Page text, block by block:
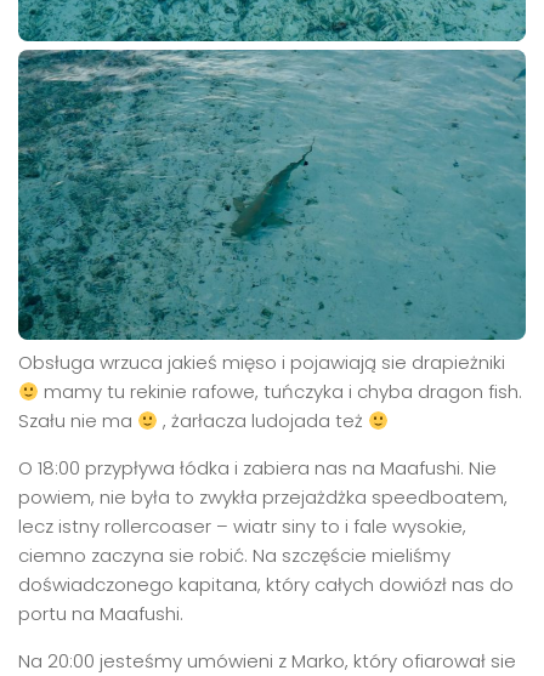
Obsługa wrzuca jakieś mięso i pojawiają sie drapieżniki
mamy tu rekinie rafowe, tuńczyka i chyba dragon fish.
Szału nie ma
, żarłacza ludojada też
O 18:00 przypływa łódka i zabiera nas na Maafushi. Nie
powiem, nie była to zwykła przejażdżka speedboatem,
lecz istny rollercoaser – wiatr siny to i fale wysokie,
ciemno zaczyna sie robić. Na szczęście mieliśmy
doświadczonego kapitana, który całych dowiózł nas do
portu na Maafushi.
Na 20:00 jesteśmy umówieni z Marko, który ofiarował sie